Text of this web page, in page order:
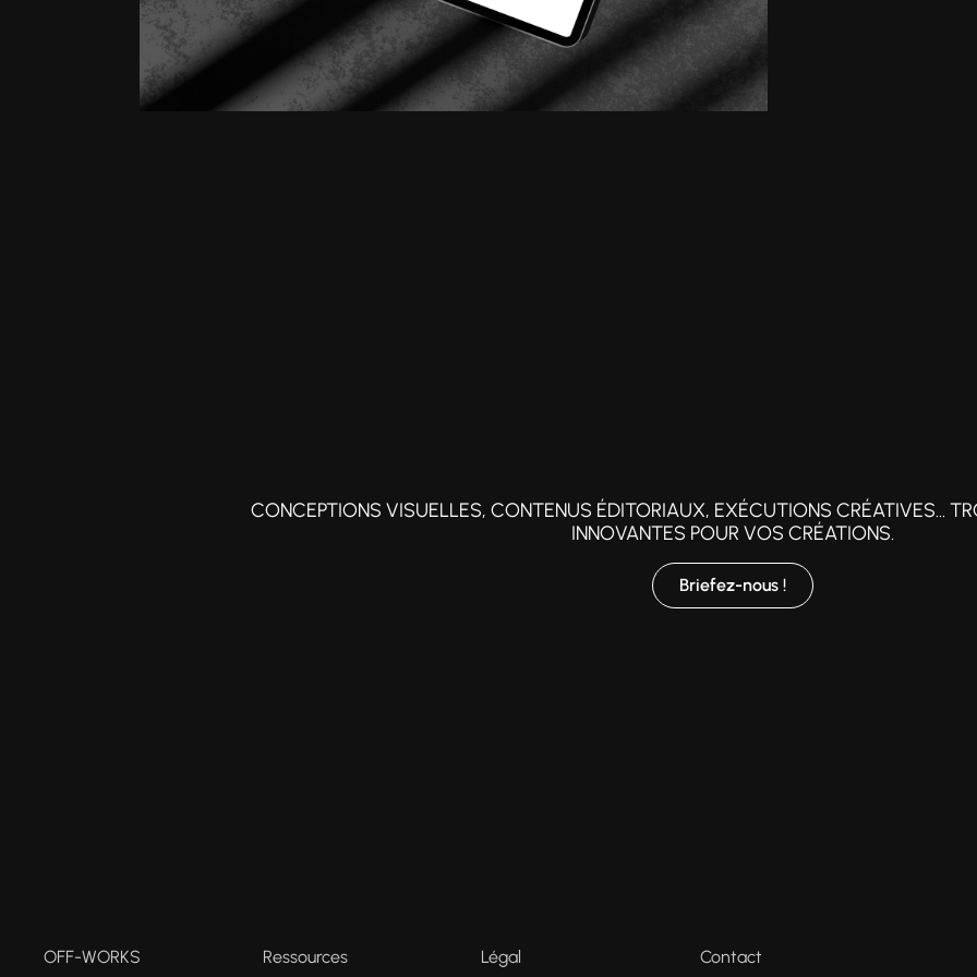
CONCEPTIONS VISUELLES, CONTENUS ÉDITORIAUX, EXÉCUTIONS CRÉATIVES...
INNOVANTES POUR VOS CRÉATIONS.
Briefez-nous !
OFF-WORKS Ressources Légal Contact